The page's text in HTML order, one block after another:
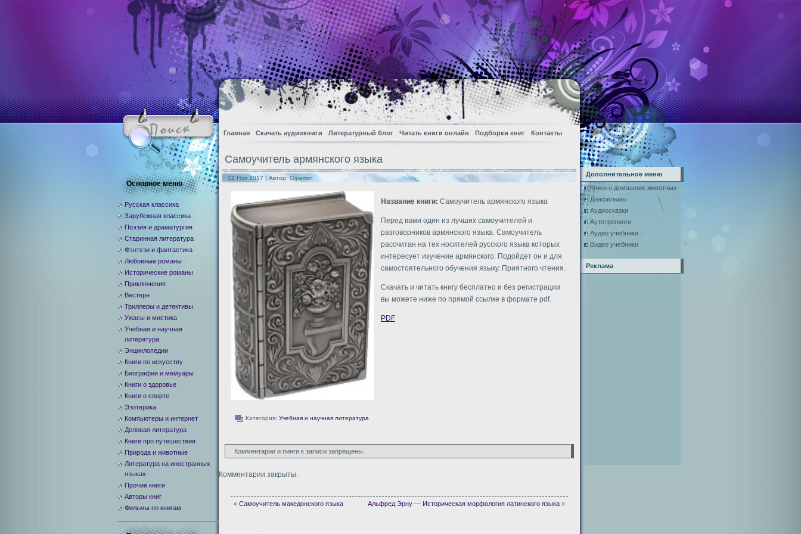
Главная Скачать аудиокниги Литературный блог Читать книги онлайн Подборки книг Контакты
Самоучитель армянского языка
12 Ноя 2017 | Автор:Giperion
Название книги: Самоучитель армянского языка
Перед вами один из лучших самоучителей и
разговорников армянского языка. Самоучитель
рассчитан на тех носителей русского языка которых
интересует изучение армянского. Подойдет он и для
самостоятельного обучения языку. Приятного чтения.
Скачать и читать книгу бесплатно и без регистрации
вы можете ниже по прямой ссылке в формате pdf.
PDF
Категория: Учебная и научная литература
Комментарии и пинги к записи запрещены.
Комментарии закрыты.
« Самоучитель македонского языка Альфред Эрну — Историческая морфология латинского языка »
Основное меню
Русская классика
Зарубежная классика
Поэзия и драматургия
Старинная литература
Фэнтези и фантастика
Любовные романы
Исторические романы
Приключения
Вестерн
Триллеры и детективы
Ужасы и мистика
Учебная и научная
литература
Энциклопедии
Книги по искусству
Биографии и мемуары
Книги о здоровье
Книги о спорте
Эзотерика
Компьютеры и интернет
Деловая литература
Книги про путешествия
Природа и животные
Литература на иностранных
языках
Прочие книги
Авторы книг
Фильмы по книгам
Дополнительное меню
Книги о домашних животных
Диафильмы
Аудиосказки
Аутотренинги
Аудио учебники
Видео учебники
Реклама